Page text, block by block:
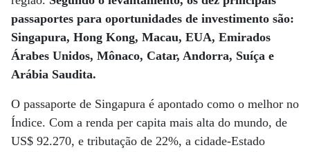
passaportes para oportunidades de investimento são:
Singapura, Hong Kong, Macau, EUA, Emirados
Árabes Unidos, Mônaco, Catar, Andorra, Suíça e
Arábia Saudita.
O passaporte de Singapura é apontado como o melhor no
Índice. Com a renda per capita mais alta do mundo, de
US$ 92.270, e tributação de 22%, a cidade-Estado